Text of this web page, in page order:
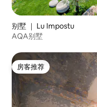
别墅 ｜ Lu Impostu
AQA别墅
房客推荐
房客推荐